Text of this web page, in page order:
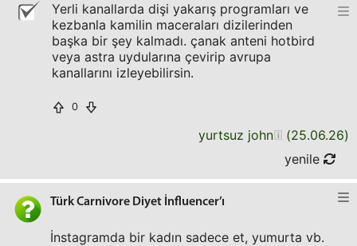
Yerli kanallarda dişi yakarış programları ve
kezbanla kamilin maceraları dizilerinden
başka bir şey kalmadı. çanak anteni hotbird
veya astra uydularına çevirip avrupa
kanallarını izleyebilirsin.
0
yurtsuz john (25.06.26)
yenile
Türk Carnivore Diyet İnfluencer’ı
İnstagramda bir kadın sadece et, yumurta vb.